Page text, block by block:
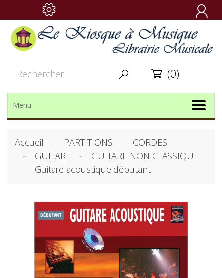

  (0)
Menu
Accueil PARTITIONS
CORDES
GUITARE
GUITARE NON CLASSIQUE
Guitare acoustique débutant